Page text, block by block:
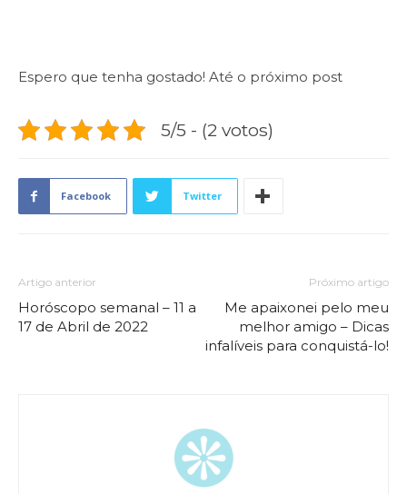
Espero que tenha gostado! Até o próximo post
5/5 - (2 votos)
Facebook Twitter
Artigo anterior
Horóscopo semanal – 11 a
17 de Abril de 2022
Próximo artigo
Me apaixonei pelo meu
melhor amigo – Dicas
infalíveis para conquistá-lo!